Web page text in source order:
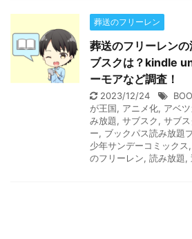
葬送のフリーレン
葬送のフリーレン
ブスクは？kindle
ーモアなど調査！
2023/12/24
が王国, アニメ化, アベ
み放題, サブスク, サブ
ー, ブックパス読み放題
少年サンデーコミックス,
のフリーレン, 読み放題,